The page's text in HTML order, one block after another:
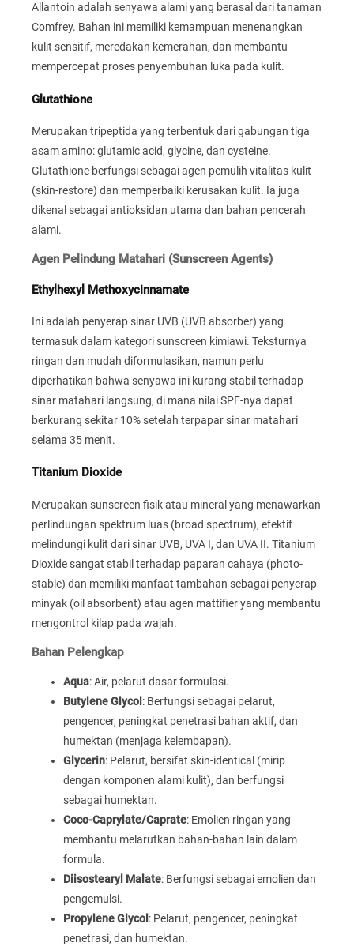
Allantoin adalah senyawa alami yang berasal dari tanaman
Comfrey. Bahan ini memiliki kemampuan menenangkan
kulit sensitif, meredakan kemerahan, dan membantu
mempercepat proses penyembuhan luka pada kulit.
Glutathione
Merupakan tripeptida yang terbentuk dari gabungan tiga
asam amino: glutamic acid, glycine, dan cysteine.
Glutathione berfungsi sebagai agen pemulih vitalitas kulit
(skin-restore) dan memperbaiki kerusakan kulit. Ia juga
dikenal sebagai antioksidan utama dan bahan pencerah
alami.
Agen Pelindung Matahari (Sunscreen Agents)
Ethylhexyl Methoxycinnamate
Ini adalah penyerap sinar UVB (UVB absorber) yang
termasuk dalam kategori sunscreen kimiawi. Teksturnya
ringan dan mudah diformulasikan, namun perlu
diperhatikan bahwa senyawa ini kurang stabil terhadap
sinar matahari langsung, di mana nilai SPF-nya dapat
berkurang sekitar 10% setelah terpapar sinar matahari
selama 35 menit.
Titanium Dioxide
Merupakan sunscreen fisik atau mineral yang menawarkan
perlindungan spektrum luas (broad spectrum), efektif
melindungi kulit dari sinar UVB, UVA I, dan UVA II. Titanium
Dioxide sangat stabil terhadap paparan cahaya (photo-
stable) dan memiliki manfaat tambahan sebagai penyerap
minyak (oil absorbent) atau agen mattifier yang membantu
mengontrol kilap pada wajah.
Bahan Pelengkap
Aqua: Air, pelarut dasar formulasi.
Butylene Glycol : Berfungsi sebagai pelarut,
pengencer, peningkat penetrasi bahan aktif, dan
humektan (menjaga kelembapan).
Glycerin: Pelarut, bersifat skin-identical (mirip
dengan komponen alami kulit), dan berfungsi
sebagai humektan.
Coco-Caprylate/Caprate: Emolien ringan yang
membantu melarutkan bahan-bahan lain dalam
formula.
Diisostearyl Malate: Berfungsi sebagai emolien dan
pengemulsi.
Propylene Glycol : Pelarut, pengencer, peningkat
penetrasi, dan humektan.